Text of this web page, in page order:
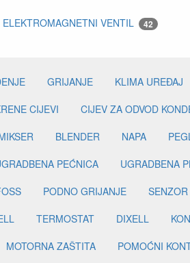
ELEKTROMAGNETNI VENTIL 42
GRIJANJE KLIMA UREĐAJ
CIJEVI CIJEV ZA ODVOD
BLENDER NAPA
PEĆNICA UGRADBENA
PODNO GRIJANJE
TERMOSTAT DIXELL
MOTORNA ZAŠTITA POMOĆNI